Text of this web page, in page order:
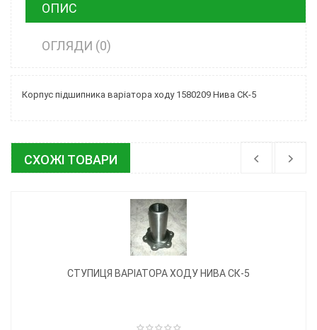
ОПИС
ОГЛЯДИ (0)
Корпус підшипника варіатора ходу 1580209 Нива СК-5
СХОЖІ ТОВАРИ
СТУПИЦЯ ВАРІАТОРА ХОДУ НИВА СК-5